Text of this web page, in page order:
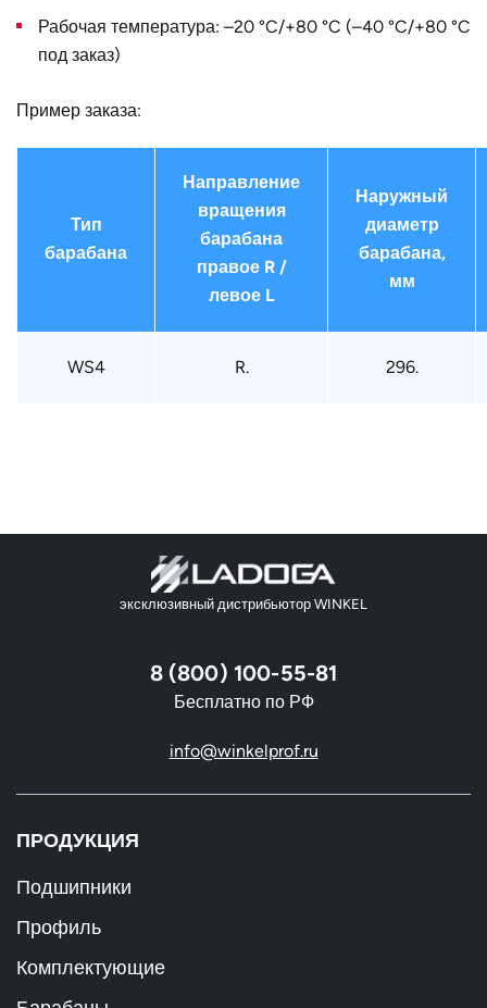
Рабочая температура: –20 °C/+80 °C (–40 °C/+80 °C
под заказ)
Пример заказа:
Тип
барабана
Направление
вращения
барабана
правое R /
левое L
Наружный
диаметр
барабана,
мм
WS4 R. 296.
эксклюзивный дистрибьютор WINKEL
8 (800) 100-55-81
Бесплатно по РФ
info@winkelprof.ru
ПРОДУКЦИЯ
Подшипники
Профиль
Комплектующие